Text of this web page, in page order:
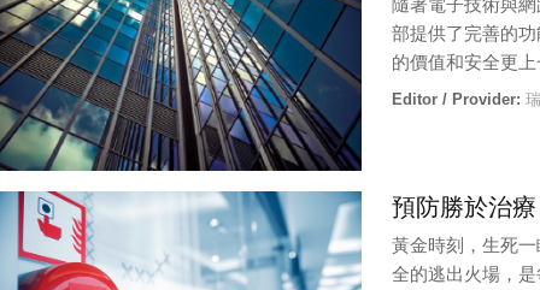
隨著電子技術與
部提供了完善的
的價值和安全更
Editor / Provider:
預防勝於治
黃金時刻，生死
全的逃出火場，